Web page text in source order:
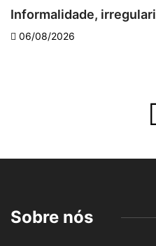
Informalidade,
06/08/2026
Sobre nós